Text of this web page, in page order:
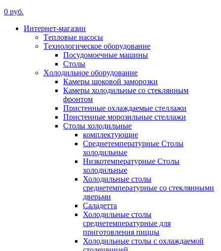
0 руб.
Интернет-магазин
Tепловые насосы
Tехнологическое оборудование
Посудомоечные машины
Столы
Xолодильное оборудование
Камеры шоковой заморозки
Камеры холодильные со стеклянным
фронтом
Пристенные охлаждаемые стеллажи
Пристенные морозильные стеллажи
Столы холодильные
комплектующие
Среднетемпературные Столы
холодильные
Низкотемпературные Столы
холодильные
Холодильные столы
среднетемпературные со стеклянными
дверьми
Саладетта
Холодильные столы
среднетемпературные для
приготовления пиццы
Холодильные столы с охлаждаемой